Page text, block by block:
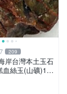
209
岸台灣本土玉石
血絲玉(山礦)110
刻上選好料_綠